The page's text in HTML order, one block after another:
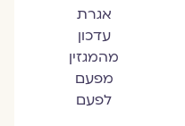
אגרת
עדכון
מהמגזין
מפעם
לפעם